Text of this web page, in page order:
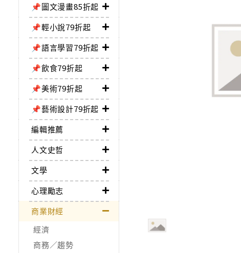
📌圖文漫畫85折起
📌輕小說79折起
📌語言學習79折起
📌飲食79折起
📌美術79折起
📌藝術設計79折起
編輯推薦
人文史哲
文學
心理勵志
商業財經
經濟
商務／趨勢